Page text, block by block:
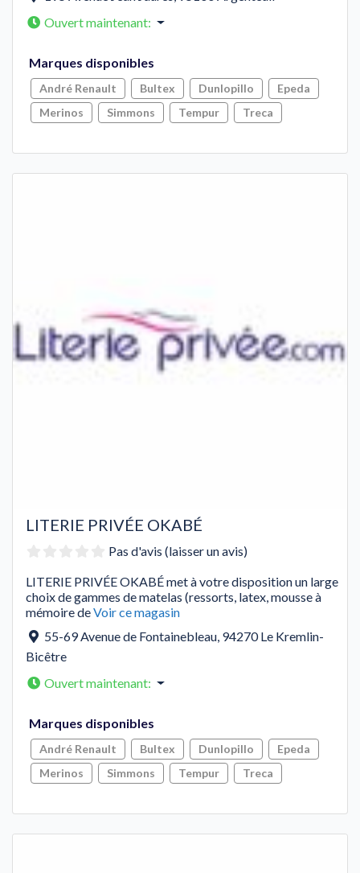
Ouvert maintenant:
Marques disponibles
André Renault Bultex Dunlopillo
Epeda
Merinos
Simmons Tempur Treca
LITERIE PRIVÉE OKABÉ
Pas d'avis (laisser un avis)
LITERIE PRIVÉE OKABÉ met à votre disposition un large
choix de gammes de matelas (ressorts, latex, mousse à
mémoire deVoir ce magasin
55-69 Avenue de Fontainebleau, 94270 Le Kremlin-
Bicêtre
Ouvert maintenant:
Marques disponibles
André Renault Bultex Dunlopillo
Epeda
Merinos
Simmons Tempur Treca